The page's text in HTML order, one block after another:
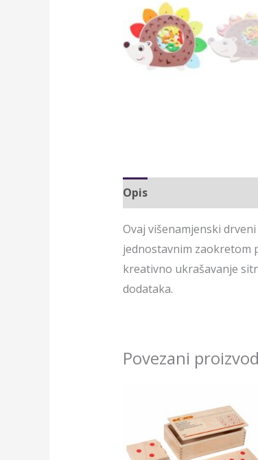
Opis
Ovaj višenamjenski
jednostavnim zaokretom
kreativno ukrašavanje
dodataka.
Povezani